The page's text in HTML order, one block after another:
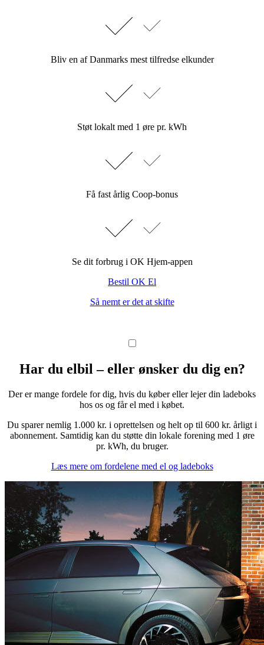
Bliv en af Danmarks mest tilfredse elkunder
Støt lokalt med 1 øre pr. kWh
Få fast årlig Coop-bonus
Se dit forbrug i OK Hjem-appen
Bestil OK El
Så nemt er det at skifte
Har du elbil – eller ønsker du dig en?
Der er mange fordele for dig, hvis du køber eller lejer din ladeboks
hos os og får el med i købet.
Du sparer nemlig 1.000 kr. i oprettelsen og helt op til 600 kr. årligt i
abonnement. Samtidig kan du støtte din lokale forening med 1 øre
pr. kWh, du bruger.
Læs mere om fordelene med el og ladeboks